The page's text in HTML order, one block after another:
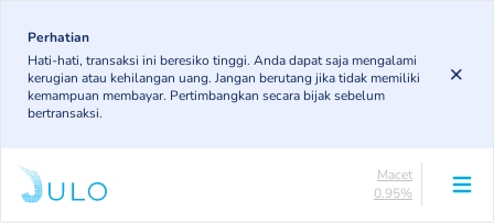
main
content
Perhatian
Hati-hati, transaksi ini beresiko tinggi. Anda dapat saja mengalami
kerugian atau kehilangan uang. Jangan berutang jika tidak memiliki
kemampuan membayar. Pertimbangkan secara bijak sebelum
bertransaksi.
5.97%
KL
4.91%
Macet
0.95%